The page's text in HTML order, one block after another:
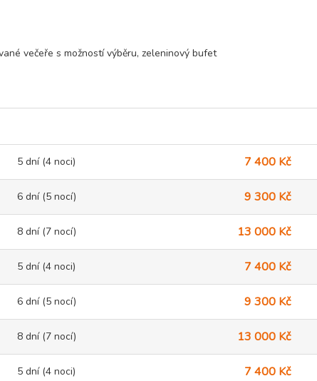
večeře s možností výběru, zeleninový bufet
5 dní (4 noci) 7 400 Kč
6 dní (5 nocí) 9 300 Kč
8 dní (7 nocí) 13 000 Kč
5 dní (4 noci) 7 400 Kč
6 dní (5 nocí) 9 300 Kč
8 dní (7 nocí) 13 000 Kč
5 dní (4 noci) 7 400 Kč